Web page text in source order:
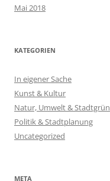
Mai 2018
KATEGORIEN
In eigener Sache
Kunst & Kultur
Natur, Umwelt & Stadtgrün
Politik & Stadtplanung
Uncategorized
META